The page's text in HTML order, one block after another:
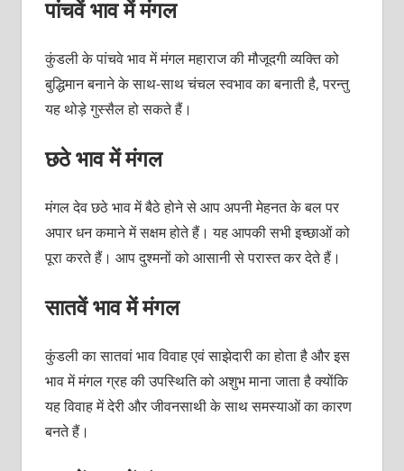
पांचवें भाव में मंगल
कुंडली के पांचवे भाव में मंगल महाराज की मौजूदगी व्यक्ति को
बुद्धिमान बनाने के साथ-साथ चंचल स्वभाव का बनाती है, परन्तु
यह थोड़े गुस्सैल हो सकते हैं।
छठे भाव में मंगल
मंगल देव छठे भाव में बैठे होने से आप अपनी मेहनत के बल पर
अपार धन कमाने में सक्षम होते हैं। यह आपकी सभी इच्छाओं को
पूरा करते हैं। आप दुश्मनों को आसानी से परास्त कर देते हैं।
सातवें भाव में मंगल
कुंडली का सातवां भाव विवाह एवं साझेदारी का होता है और इस
भाव में मंगल ग्रह की उपस्थिति को अशुभ माना जाता है क्योंकि
यह विवाह में देरी और जीवनसाथी के साथ समस्याओं का कारण
बनते हैं।